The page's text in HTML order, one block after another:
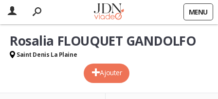
MENU
Ajouter
Rosalia FLOUQUET GANDOLFO
Saint Denis La Plaine